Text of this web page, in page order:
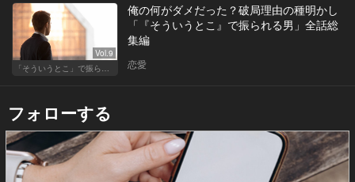
Vol.9
俺の何がダメだった？破局理由の種明かし
「『そういうとこ』で振られる男」全話総
集編
恋愛
フォローする